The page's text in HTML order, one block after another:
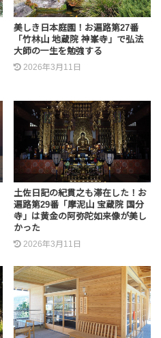
美しき日本庭園！お遍路第27番
「竹林山 地蔵院 神峯寺」で弘法
大師の一生を勉強する
2026年3月11日
土佐日記の紀貫之も滞在した！お
遍路第29番「摩泥山 宝蔵院 国分
寺」は黄金の阿弥陀如来像が美し
かった
2026年3月11日